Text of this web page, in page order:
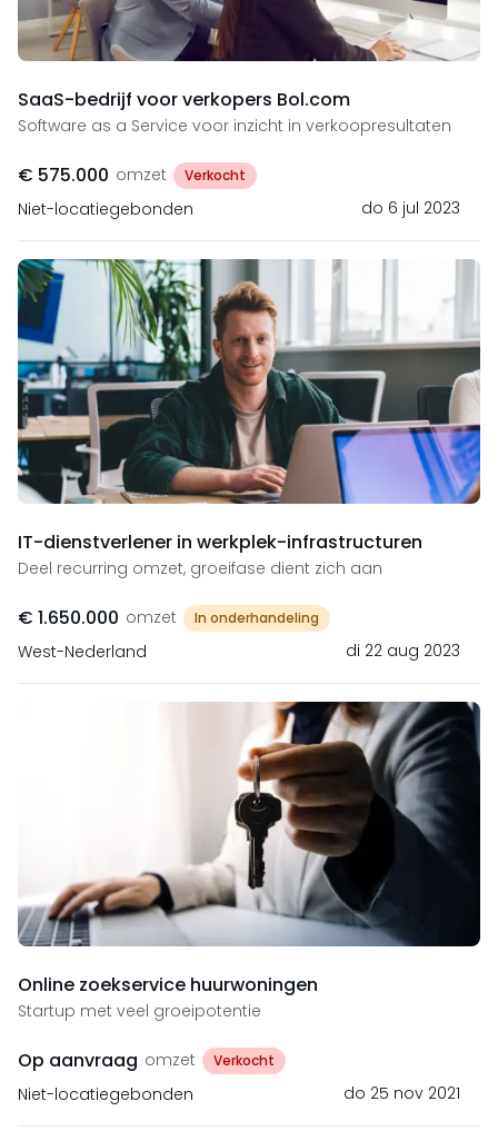
SaaS-bedrijf voor verkopers Bol.com
Software as a Service voor inzicht in verkoopresultaten
€ 575.000 omzet Verkocht
Niet-locatiegebonden do 6 jul 2023
IT-dienstverlener in werkplek-infrastructuren
Deel recurring omzet, groeifase dient zich aan
€ 1.650.000 omzet In onderhandeling
West-Nederland di 22 aug 2023
Online zoekservice huurwoningen
Startup met veel groeipotentie
Op aanvraag omzet Verkocht
Niet-locatiegebonden do 25 nov 2021